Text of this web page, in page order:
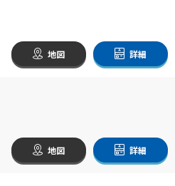
地図 詳細
地図 詳細